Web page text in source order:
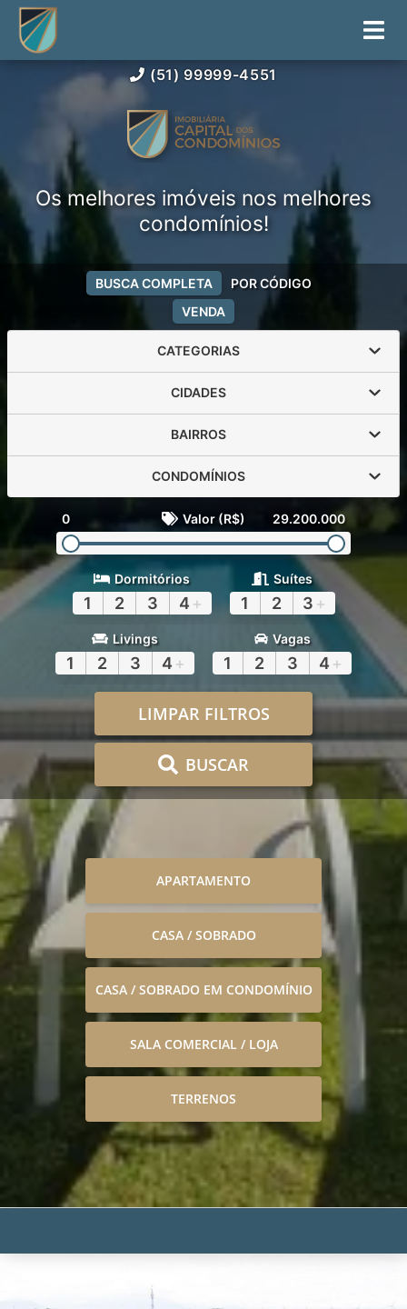
(51) 99999-4551
Os melhores imóveis nos melhores
condomínios!
VENDA
BUSCA COMPLETA POR CÓDIGO
CATEGORIAS
CIDADES
BAIRROS
CONDOMÍNIOS
0 Valor (R$) 29.200.000
Dormitórios
1 2 3 4 +
Suítes
1 2 3 +
Livings
1 2 3 4 +
Vagas
1 2 3 4 +
LIMPAR FILTROS
BUSCAR
APARTAMENTO
CASA / SOBRADO
CASA / SOBRADO EM CONDOMÍNIO
SALA COMERCIAL / LOJA
TERRENOS